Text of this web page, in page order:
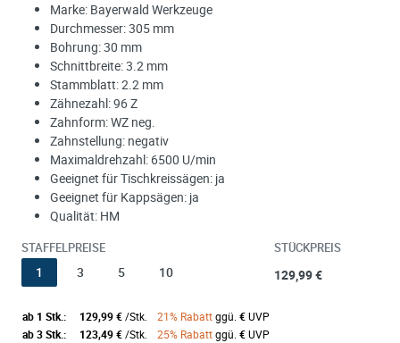
Marke: Bayerwald Werkzeuge
Durchmesser: 305 mm
Bohrung: 30 mm
Schnittbreite: 3.2 mm
Stammblatt: 2.2 mm
Zähnezahl: 96 Z
Zahnform: WZ neg.
Zahnstellung: negativ
Maximaldrehzahl: 6500 U/min
Geeignet für Tischkreissägen: ja
Geeignet für Kappsägen: ja
Qualität: HM
STAFFELPREISE
1 3 5 10
STÜCKPREIS
129,99 €
ab 1 Stk.: 129,99 €/Stk. 21% Rabattggü. €UVP
ab 3 Stk.:
123,49 €/Stk. 25% Rabattggü. €UVP